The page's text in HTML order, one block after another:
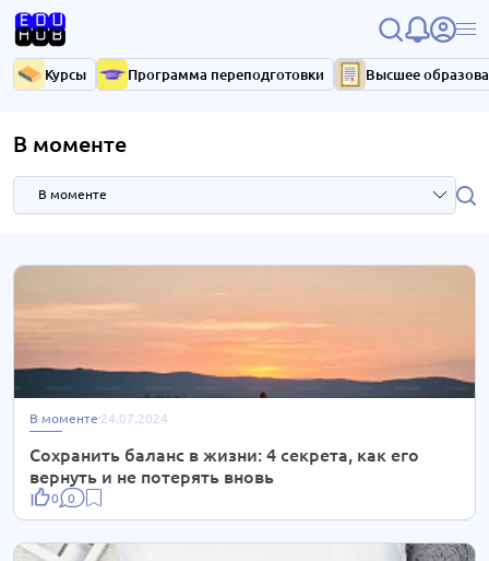
Курсы Программа переподготовки Высшее
В моменте
В моменте
В моменте
Строительство 102 новости
IT/ Разработка
В моменте 24.07.2024
Сохранить баланс в жизни: 4 секрета, как его
вернуть и не потерять вновь
0 0